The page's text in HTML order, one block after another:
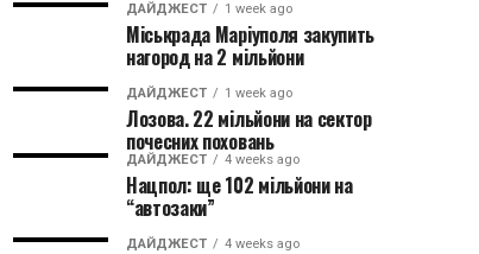
ДАЙДЖЕСТ 1 week ago
Міськрада Маріуполя закупить
нагород на 2 мільйони
ДАЙДЖЕСТ 1 week ago
Лозова. 22 мільйони на сектор
почесних поховань
ДАЙДЖЕСТ 4 weeks ago
Нацпол: ще 102 мільйони на
“автозаки”
ДАЙДЖЕСТ 4 weeks ago